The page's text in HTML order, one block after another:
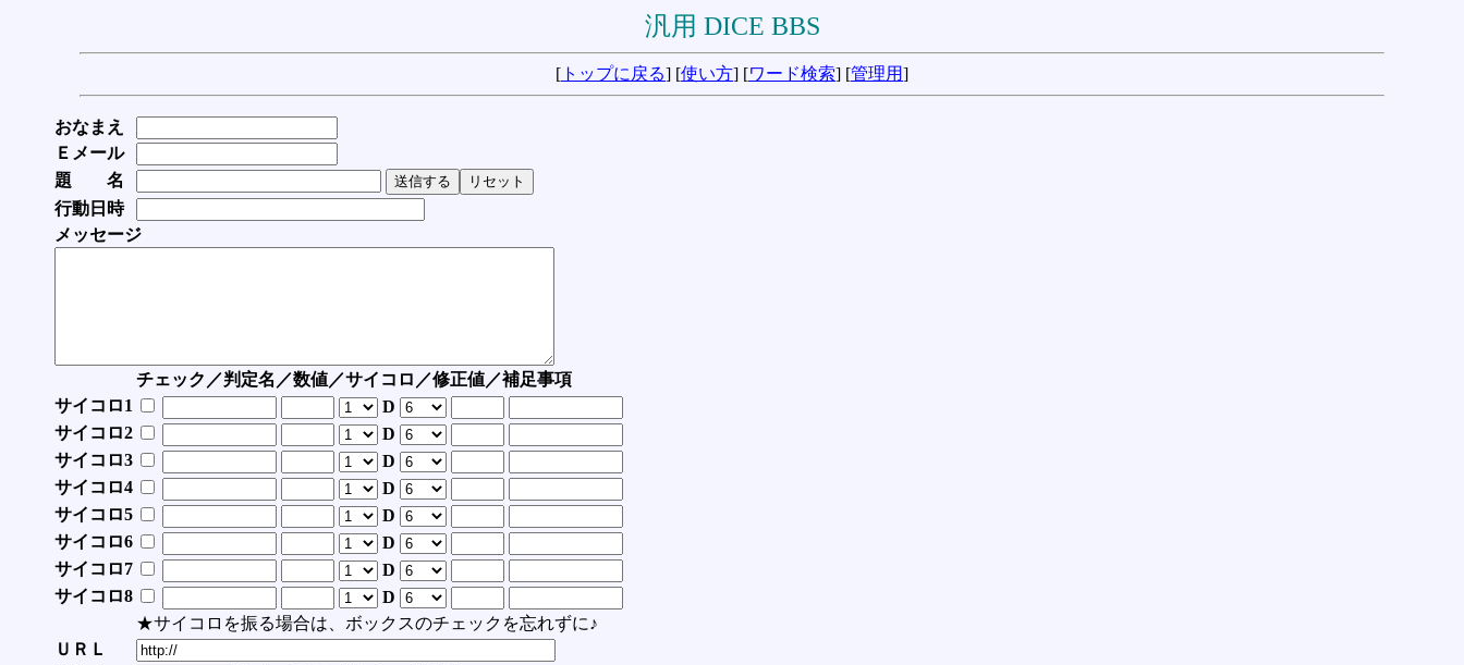
汎用 DICE BBS
[ トップに戻る] [使い方] [ワード検索] [管理用]
おなまえ
Ｅメール
題 名
行動日時
メッセージ
チェック／判定名／数値／サイコロ／修正値／補足事項
サイコロ1
D
サイコロ2
D
サイコロ3
D
サイコロ4
D
サイコロ5
D
サイコロ6
D
サイコロ7
D
サイコロ8
D
★サイコロを振る場合は、ボックスのチェックを忘れずに♪
ＵＲＬ